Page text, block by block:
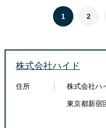
1 2
株式会社ハイド
住所 株式会社ハ
東京都新宿